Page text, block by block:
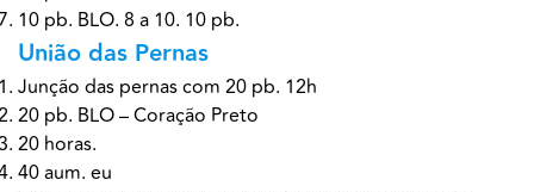
10 pb. BLO. 8 a 10. 10 pb.
União das Pernas
Junção das pernas com 20 pb. 12h
20 pb. BLO – Coração Preto
20 horas.
40 aum. eu